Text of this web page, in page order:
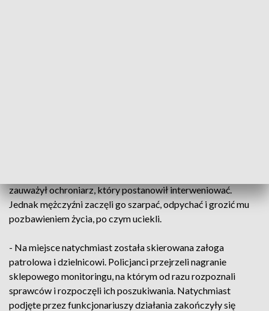
zauważył ochroniarz, który postanowił interweniować.
Jednak mężczyźni zaczęli go szarpać, odpychać i grozić mu
pozbawieniem życia, po czym uciekli.
- Na miejsce natychmiast została skierowana załoga
patrolowa i dzielnicowi. Policjanci przejrzeli nagranie
sklepowego monitoringu, na którym od razu rozpoznali
sprawców i rozpoczęli ich poszukiwania. Natychmiast
podjęte przez funkcjonariuszy działania zakończyły się